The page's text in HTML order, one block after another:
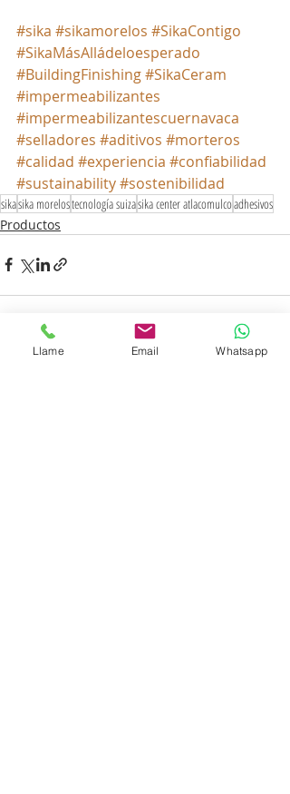
#sika #sikamorelos #SikaContigo
#SikaMásAlládeloesperado
#BuildingFinishing#SikaCeram
#impermeabilizantes
#impermeabilizantescuernavaca
#selladores #aditivos #morteros
#calidad #experiencia #confiabilidad
#sustainability#sostenibilidad
sikasika morelostecnología suizasika center atlacomulcoadhesivos
Productos
Llame Email Whatsapp